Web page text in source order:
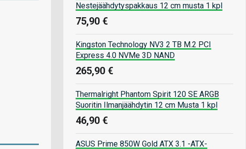
Nestejäähdytyspakkaus 12 cm musta 1 kpl
75,90 €
Kingston Technology NV3 2 TB M.2 PCI
Express 4.0 NVMe 3D NAND
265,90 €
Thermalright Phantom Spirit 120 SE ARGB
Suoritin Ilmanjäähdytin 12 cm Musta 1 kpl
46,90 €
ASUS Prime 850W Gold ATX 3.1 -ATX-